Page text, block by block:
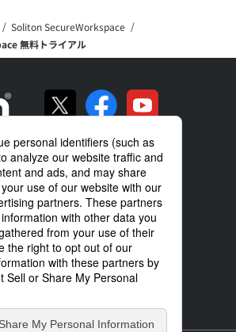
Soliton SecureWorkspace
無料トライアル